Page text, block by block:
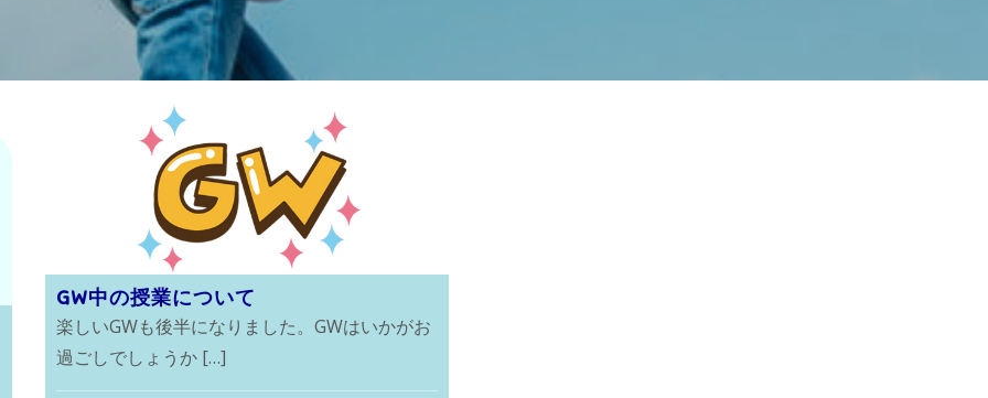
GW中の授業について
楽しいGWも後半になりました。GWはいかがお
過ごしでしょうか […]